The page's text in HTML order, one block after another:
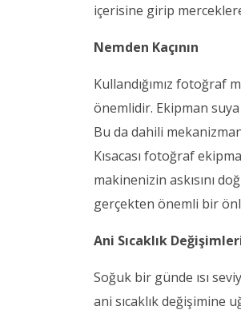
içerisine girip
Nemden Kaçının
Kullandığımız fotoğraf
önemlidir. Ekipman
Bu da dahili
Kısacası fotoğraf
makinenizin askısını
gerçekten önemli bir
Ani Sıcaklık
Soğuk bir günde ısı
ani sıcaklık değişimine